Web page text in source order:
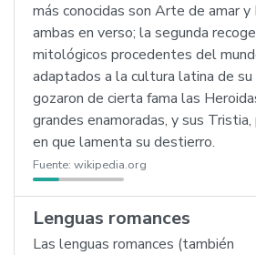
más conocidas son Arte de amar
ambas en verso; la segunda
mitológicos procedentes del
adaptados a la cultura latina de su
gozaron de cierta fama las
grandes enamoradas, y sus
en que lamenta su destierro.
Fuente: wikipedia.org
Lenguas romances
Las lenguas romances (también